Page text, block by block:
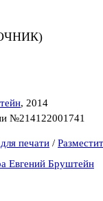
, 2014
№214122001741
печати /
Евгений Бруштейн